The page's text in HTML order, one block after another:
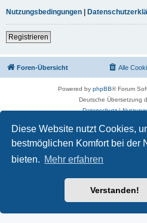
Diese Website nutzt Cookies,
bestmöglichen Komfort bei der
bieten. Mehr erfahren
Verstanden!
Nutzungsbedingungen |
Registrieren
Foren-Übersicht Alle
Powered by phpBB® Forum
Deutsche Übersetzung
Datenschutz|